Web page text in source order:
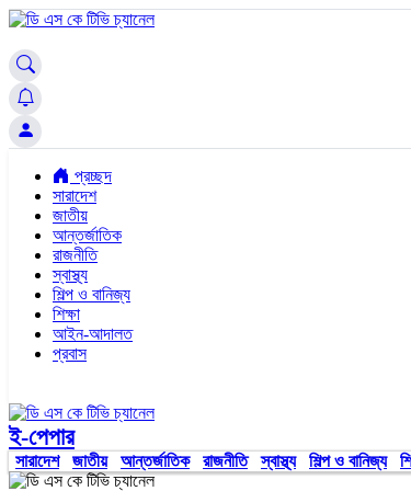
প্রচ্ছদ
সারাদেশ
জাতীয়
আন্তর্জাতিক
রাজনীতি
স্বাস্থ্য
শিল্প ও বানিজ্য
শিক্ষা
আইন-আদালত
প্রবাস
ই-পেপার
সারাদেশ জাতীয় আন্তর্জাতিক রাজনীতি স্বাস্থ্য শিল্প ও বানিজ্য